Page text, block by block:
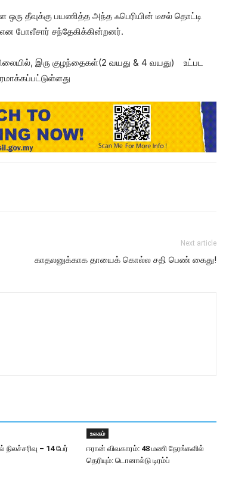
ஒரு தீவுக்கு பயணித்த அந்த ஃபெரியின் டீசல் தொட்டி
என போலீசார் சந்தேகிக்கின்றனர்.
இரு குழந்தைகள்(2 வயது & 4 வயது) உட்பட
Next article
காதலனுக்காக தாயைக் கொல்ல சதி பெண் கைது!
– 14 பேர்
உலகம்
ஈரான் விவகாரம்: 48 மணி நேரங்களில்
தெரியும்: டொனால்டு டிரம்ப்